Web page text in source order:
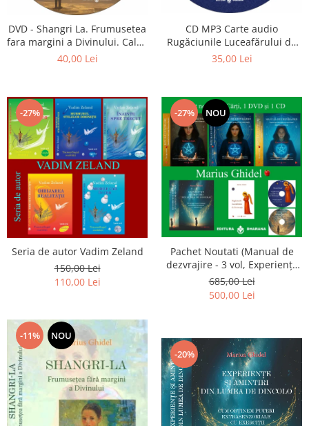
DVD - Shangri La. Frumusetea
fara margini a Divinului. Calea
catre fericire
40,00 Lei
CD MP3 Carte audio
Rugăciunile Luceafărului de
dimineață
35,00 Lei
-27%
Seria de autor Vadim Zeland
150,00 Lei
110,00 Lei
-27% NOU
Pachet Noutati (Manual de
dezvrajire - 3 vol, Experiențe
și amintiri, Rugăciunile
Luceafarului de dimineata) -
Marius Ghidel
685,00 Lei
500,00 Lei
-11% NOU
-20%